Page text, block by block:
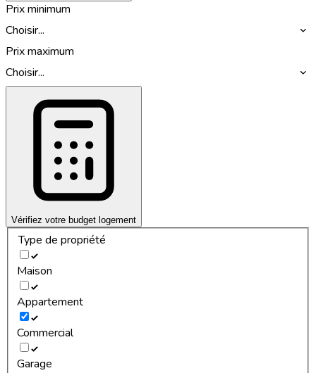
Prix minimum
Choisir...
Prix maximum
Choisir...
Vérifiez votre budget logement
Type de propriété
Maison
Appartement
Commercial
Garage